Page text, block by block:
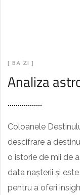
[ BA ZI ]
Analiza
Coloanele
descifrare a
o istorie de mii de
data nașterii și
pentru a oferi